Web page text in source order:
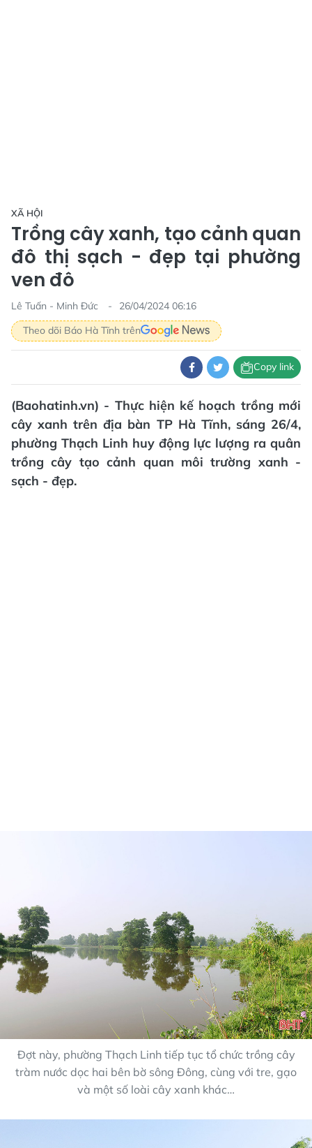
XÃ HỘI
Trồng cây xanh, tạo cảnh quan
đô thị sạch - đẹp tại phường
ven đô
Lê Tuấn - Minh Đức
26/04/2024 06:16
Theo dõi Báo Hà Tĩnh trên
Copy link
(Baohatinh.vn) - Thực hiện kế hoạch trồng mới
cây xanh trên địa bàn TP Hà Tĩnh, sáng 26/4,
phường Thạch Linh huy động lực lượng ra quân
trồng cây tạo cảnh quan môi trường xanh -
sạch - đẹp.
Đợt này, phường Thạch Linh tiếp tục tổ chức trồng cây
tràm nước dọc hai bên bờ sông Đông, cùng với tre, gạo
và một số loài cây xanh khác…